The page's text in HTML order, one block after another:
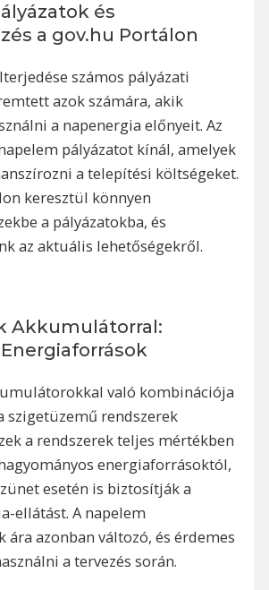
és
a gov.hu Portálon
számos pályázati
azok számára, akik
a napenergia előnyeit. Az
pályázatot kínál, amelyek
a telepítési költségeket.
keresztül könnyen
a pályázatokba, és
az aktuális lehetőségekről.
Akkumulátorral:
való kombinációja
szigetüzemű rendszerek
a rendszerek teljes mértékben
energiaforrásoktól,
esetén is biztosítják a
ellátást. A napelem
azonban változó, és érdemes
a tervezés során.